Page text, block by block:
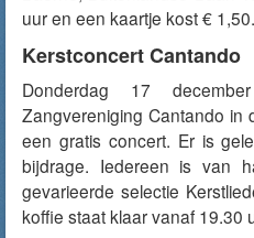
uur en een kaartje kost €
Kerstconcert Cantando
Donderdag 17
Zangvereniging Cantando in
een gratis concert. Er is
bijdrage. Iedereen is van
gevarieerde selectie
koffie staat klaar vanaf 19.30